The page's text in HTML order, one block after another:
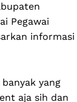
Pegawai
informasi
yang
aja sih dan